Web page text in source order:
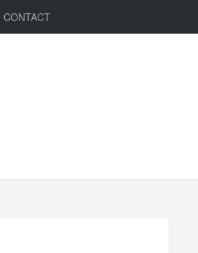
CONTACT